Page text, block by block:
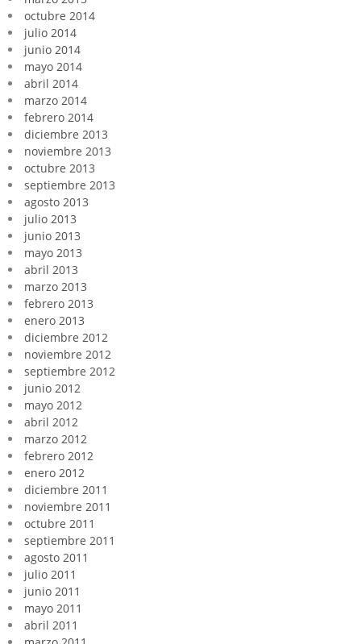
octubre 2014
julio 2014
junio 2014
mayo 2014
abril 2014
marzo 2014
febrero 2014
diciembre 2013
noviembre 2013
octubre 2013
septiembre 2013
agosto 2013
julio 2013
junio 2013
mayo 2013
abril 2013
marzo 2013
febrero 2013
enero 2013
diciembre 2012
noviembre 2012
septiembre 2012
junio 2012
mayo 2012
abril 2012
marzo 2012
febrero 2012
enero 2012
diciembre 2011
noviembre 2011
octubre 2011
septiembre 2011
agosto 2011
julio 2011
junio 2011
mayo 2011
abril 2011